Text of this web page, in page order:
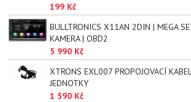
199 Kč
BULLTRONICS X11AN 2DIN | MEGA
KAMERA | OBD2
5 990 Kč
XTRONS EXL007 PROPOJOVACÍ
JEDNOTKY
1 590 Kč